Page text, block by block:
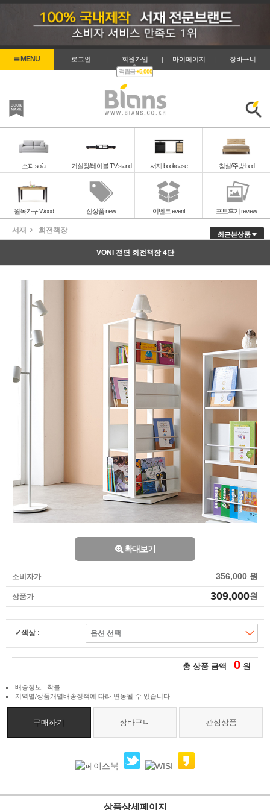
로그인 | 회원가입 |
적립금+5,000
마이페이지 | 장바구니
소파 sofa 거실장/테이블 TV stand 서재 bookcase 침실/주방 bed
원목가구 Wood 신상품 new 이벤트 event 포토후기 review
서재 회전책장 최근본상품
VONI 전면 회전책장 4단
확대보기
소비자가 356,000 원
상품가 309,000원
색상 :
총 상품 금액 0 원
배송정보 : 착불
지역별/상품개별배송정책에 따라 변동될 수 있습니다
구매하기 장바구니 관심상품
상품상세페이지